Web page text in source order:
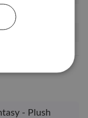
2025
2026
- Plush